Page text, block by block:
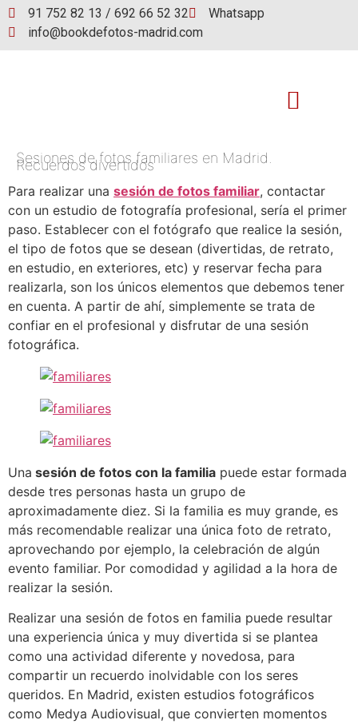
91 752 82 13 / 692 66 52 32
Whatsapp
info@bookdefotos-madrid.com
Sesiones de fotos familiares en Madrid.
Recuerdos divertidos
Para realizar una sesión de fotos familiar, contactar
con un estudio de fotografía profesional, sería el primer
paso. Establecer con el fotógrafo que realice la sesión,
el tipo de fotos que se desean (divertidas, de retrato,
en estudio, en exteriores, etc) y reservar fecha para
realizarla, son los únicos elementos que debemos tener
en cuenta. A partir de ahí, simplemente se trata de
confiar en el profesional y disfrutar de una sesión
fotográfica.
Una sesión de fotos con la familia puede estar formada
desde tres personas hasta un grupo de
aproximadamente diez. Si la familia es muy grande, es
más recomendable realizar una única foto de retrato,
aprovechando por ejemplo, la celebración de algún
evento familiar. Por comodidad y agilidad a la hora de
realizar la sesión.
Realizar una sesión de fotos en familia puede resultar
una experiencia única y muy divertida si se plantea
como una actividad diferente y novedosa, para
compartir un recuerdo inolvidable con los seres
queridos. En Madrid, existen estudios fotográficos
como Medya Audiovisual, que convierten momentos